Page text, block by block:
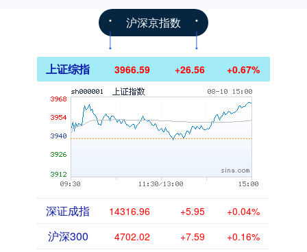
沪深京指数
上证综指 3966.59 +26.56 +0.67%
深证成指 14316.96 +5.95 +0.04%
沪深300 4702.02 +7.59 +0.16%